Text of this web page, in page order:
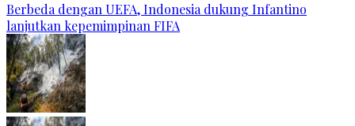
Berbeda dengan UEFA, Indonesia dukung Infantino
lanjutkan kepemimpinan FIFA